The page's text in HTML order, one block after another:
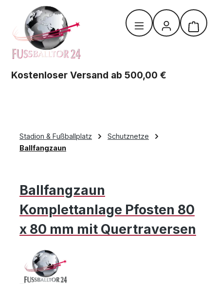
Zum Hauptinhalt springen
Kostenloser Versand ab 500,00 €
Stadion & Fußballplatz
Schutznetze
Ballfangzaun
Ballfangzaun
Komplettanlage Pfosten 80
x 80 mm mit Quertraversen